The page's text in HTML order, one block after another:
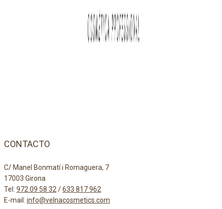
CONTACTO
C/ Manel Bonmatí i Romaguera, 7
17003 Girona
Tel: 972 09 58 32/633 817 962
E-mail: info@velnacosmetics.com